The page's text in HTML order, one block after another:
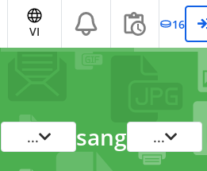
VI 16
... sang ...